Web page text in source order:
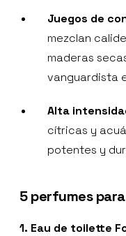
Juegos de
mezclan
maderas
vanguardista
Alta
cítricas y
potentes y
5 perfumes
1. Eau de toilette